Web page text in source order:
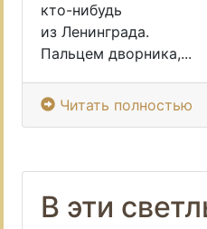
кто-нибудь
из Ленинграда.
Пальцем дворника,...
Читать полностью
В эти